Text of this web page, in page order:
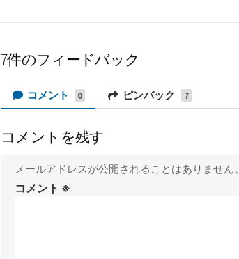
7件のフィードバック
コメント 0 ピンバック 7
コメントを残す
メールアドレスが公開されることはありません。
コメント ※